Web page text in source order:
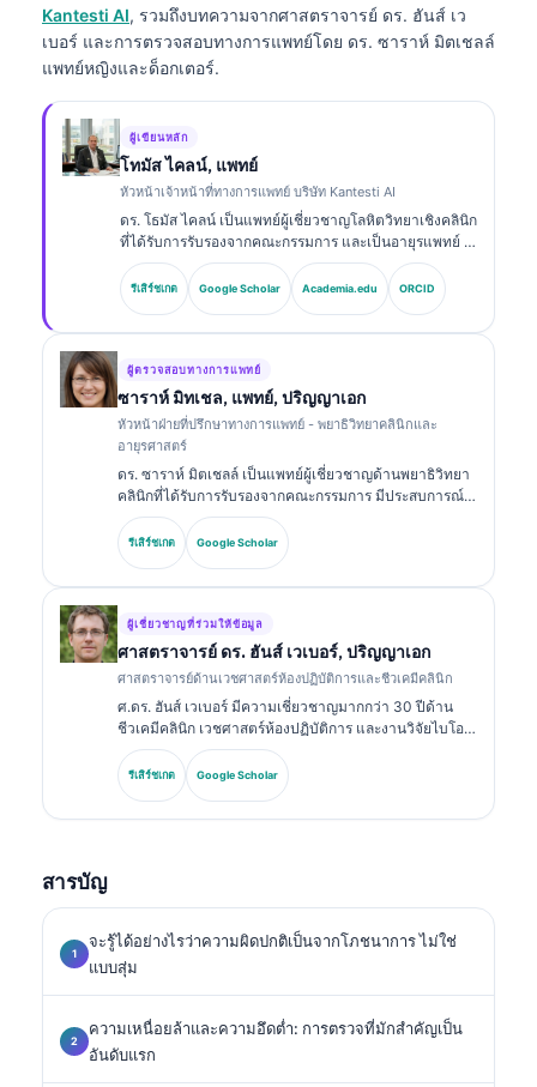
Kantesti AI, รวมถึงบทความจากศาสตราจารย์ ดร. ฮันส์ เว
เบอร์ และการตรวจสอบทางการแพทย์โดย ดร. ซาราห์ มิตเชลล์
แพทย์หญิงและด็อกเตอร์.
ผู้เขียนหลัก
โทมัส ไคลน์, แพทย์
หัวหน้าเจ้าหน้าที่ทางการแพทย์ บริษัท Kantesti AI
ดร. โธมัส ไคลน์ เป็นแพทย์ผู้เชี่ยวชาญโลหิตวิทยาเชิงคลินิก
ที่ได้รับการรับรองจากคณะกรรมการ และเป็นอายุรแพทย์ มี
ประสบการณ์มากกว่า 15 ปีด้านเวชศาสตร์ห้องปฏิบัติการ
และการวิเคราะห์ทางคลินิกที่ช่วยด้วย AI ในฐานะ Chief
Medical Officer ที่ Kantesti AI เขาให้การกำกับดูแลทาง
อย่างกว้างขวางเกี่ยวกับการตีความไบโอมาร์กเกอร์และ
การวินิจฉัยทางห้องปฏิบัติการในหัวข้อด้านเวชศาสตร์ห้อง
รีเสิร์ชเกต Google Scholar Academia.edu ORCID
ผู้ตรวจสอบทางการแพทย์
ซาราห์ มิทเชล, แพทย์, ปริญญาเอก
หัวหน้าฝ่ายที่ปรึกษาทางการแพทย์ - พยาธิวิทยาคลินิกและ
อายุรศาสตร์
ดร. ซาราห์ มิตเชลล์ เป็นแพทย์ผู้เชี่ยวชาญด้านพยาธิวิทยา
คลินิกที่ได้รับการรับรองจากคณะกรรมการ มีประสบการณ์
มากกว่า 18 ปีในด้านเวชศาสตร์ห้องปฏิบัติการและการ
วิเคราะห์การวินิจฉัย เธอมีวุฒิบัตรเฉพาะทางด้านเคมีคลินิก
และได้ตีพิมพ์อย่างกว้างขวางเกี่ยวกับชุดตรวจไบโอมาร์ก
รีเสิร์ชเกต Google Scholar
ผู้เชี่ยวชาญที่ร่วมให้ข้อมูล
ศาสตราจารย์ ดร. ฮันส์ เวเบอร์, ปริญญาเอก
ศาสตราจารย์ด้านเวชศาสตร์ห้องปฏิบัติการและชีวเคมีคลินิก
ศ.ดร. ฮันส์ เวเบอร์ มีความเชี่ยวชาญมากกว่า 30 ปีด้าน
ชีวเคมีคลินิก เวชศาสตร์ห้องปฏิบัติการ และงานวิจัยไบโอ
มาร์กเกอร์ อดีตประธานของสมาคมเคมีคลินิกแห่งเยอรมนี
เขาเชี่ยวชาญด้านการวิเคราะห์ชุดตรวจเพื่อการวินิจฉัย
การมาตรฐานของไบโอมาร์กเกอร์ และเวชศาสตร์ห้อง
รีเสิร์ชเกต Google Scholar
สารบัญ
จะรู้ได้อย่างไรว่าความผิดปกติเป็นจากโภชนาการ ไม่ใช่
แบบสุ่ม
ความเหนื่อยล้าและความอึดต่ำ: การตรวจที่มักสำคัญเป็น
อันดับแรก